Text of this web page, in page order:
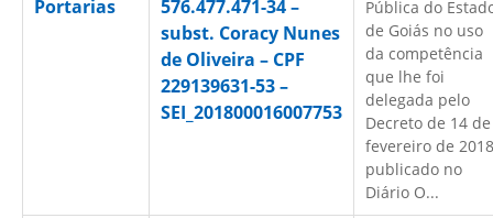
Portarias
576.477.471-34 –
subst. Coracy Nunes
de Oliveira – CPF
229139631-53 –
SEI_201800016007753
Pública do
de Goiás no uso
da competência
que lhe foi
delegada pelo
Decreto de 14 de
fevereiro de 2018
publicado no
Diário O...